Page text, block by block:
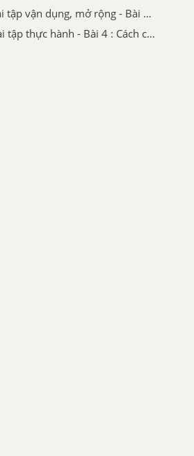
C. Bài tập vận dụng, mở rộng - Bài 4 : Cách chèn ô nhịp; thay đổi thông tin bản nhạc
B. Bài tập thực hành - Bài 4 : Cách chèn ô nhịp; thay đổi thông tin bản nhạc